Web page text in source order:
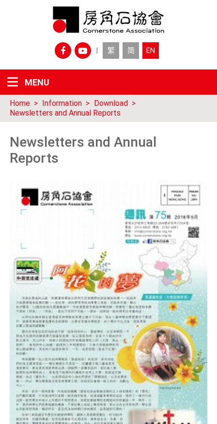
繁 简 EN
Home Information
Download
Newsletters and Annual Reports
Newsletters and Annual
Reports